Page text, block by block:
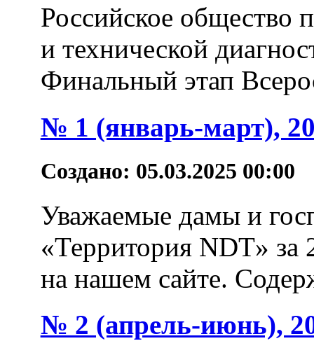
Российское
и технической
Финальный этап
№ 1 (январь-март),
Создано: 05.03.2025 00:00
Уважаемые дамы и
«Территория NDT» за
на нашем сайте.
№ 2 (апрель-июнь),